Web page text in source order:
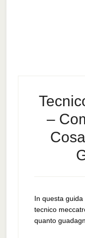
–
In questa
tecnico
quanto